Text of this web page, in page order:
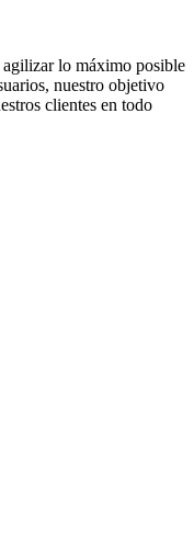
lo máximo posible
nuestro objetivo
clientes en todo